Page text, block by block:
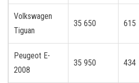
Volkswagen
Tiguan
35 650 615
Peugeot E-
2008
35 950 434